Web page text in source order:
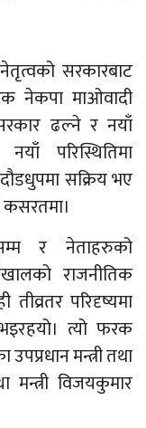
सरकारबाट
नेकपा माओवादी
ढल्ने र नयाँ
परिस्थितिमा
सक्रिय भए
कसरतमा।
र नेताहरुको
राजनीतिक
परिदृष्यमा
त्यो फरक
मन्त्री तथा
मन्त्री विजयकुमार